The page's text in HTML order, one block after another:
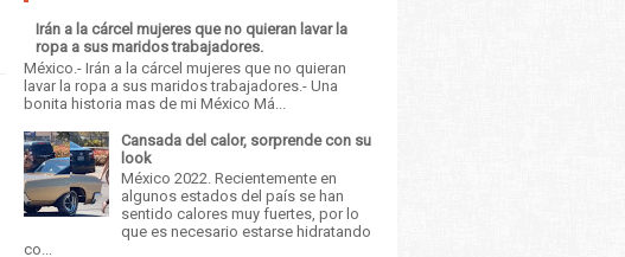
Irán a la cárcel mujeres que no quieran lavar la
ropa a sus maridos trabajadores.
México.- Irán a la cárcel mujeres que no quieran
lavar la ropa a sus maridos trabajadores.- Una
bonita historia mas de mi México Má...
Cansada del calor, sorprende con su
look
México 2022. Recientemente en
algunos estados del país se han
sentido calores muy fuertes, por lo
que es necesario estarse hidratando
co...